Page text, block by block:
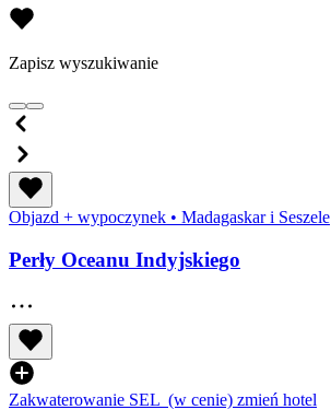
Zapisz wyszukiwanie
Objazd + wypoczynek • Madagaskar i Seszele
Perły Oceanu Indyjskiego
Zakwaterowanie SEL (w cenie) zmień hotel